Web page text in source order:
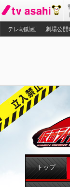
テレ朝動画
劇場公開
トップ